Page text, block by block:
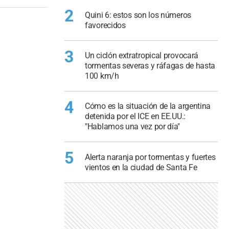
2
Quini 6: estos son los números
favorecidos
3
Un ciclón extratropical provocará
tormentas severas y ráfagas de hasta
100 km/h
4
Cómo es la situación de la argentina
detenida por el ICE en EE.UU.:
"Hablamos una vez por día"
5
Alerta naranja por tormentas y fuertes
vientos en la ciudad de Santa Fe